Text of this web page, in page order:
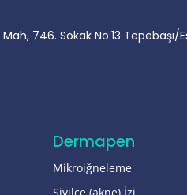
746. Sokak No:13 Tepebaşı/
Dermapen
Mikroiğneleme